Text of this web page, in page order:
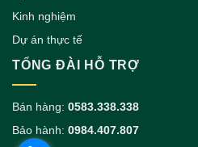
Kinh nghiệm
Dự án thực tế
TỔNG ĐÀI HỖ TRỢ
Bán hàng: 0583.338.338
Bảo hành: 0984.407.807